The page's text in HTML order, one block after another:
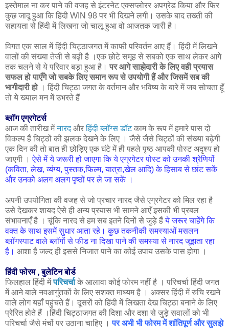
इस्तेमाल ना कर पाने की वजह से इंटरनेट एक्सप्लोरर अपग्रेड किया और फिर
कुछ जादू हुआ कि हिंदी WIN 98 पर भी दिखने लगी। उसके बाद तख्ती की
सहायता से हिंदी में लिखना जो चालू हुआ वो आजतक जारी है।
विगत एक साल में हिंदी चिट्ठाजगत में काफी परिवर्तन आए हैं। हिंदी में लिखने
वालों की संख्या तेजी से बढ़ी है ।एक छोटे समूह से सबको एक साथ लेकर आगे
तक चलने से ये परिवार बड़ा हुआ है।पर आगे साझेदारी के लिए वही प्रयास
सफल हो पाएँगे जो सबके लिए समान रूप से उपयोगी हैं और जिसमें सब की
भागीदारी हो। हिंदी चिट्ठा जगत के वर्तमान और भविष्य के बारे में जब सोचता हूँ
तो ये ख्याल मन में उभरते हैं
ब्लॉग एग्रगेटर्स
आज की तारीख मेंनारदऔरहिंदी ब्लॉग्स डॉटकाम के रूप में हमारे पास दो
विकल्प हैं चिट्ठों की झलक देखने के लिए । जैसे जैसे चिट्ठों की संख्या बढ़ेगी
एक दिन की तो बात ही छोड़िए एक घंटे में ही पहले पृष्ठ आपकी पोस्ट अदृश्य हो
जाएगी ।ऐसे में ये जरूरी हो जाएगा कि ये एग्रगेटर पोस्ट को उनकी श्रेणियों
(कविता, लेख, व्यंग्य, पुस्तक,फिल्म, यात्रा,खेल आदि) के हिसाब से छांट सकें
और उनको अलग अलग पृष्ठों पर ले जा सकें ।
अपनी उपयोगिता की वजह से जो प्रचार नारद जैसे एग्रगेटर को मिल रहा है
उसे देखकर शायद ऐसे ही अन्य प्रयास भी सामने आएँ इसकी भी प्रबल
संभावनाएँ है । चूंकि नारद से हम सब इतने दिनों से जुड़े हैंये जरूर चाहेंगे कि
वक्त के साथ इसमें सुधार आता रहे। कुछ तकनीकी समस्याओं मसलन
ब्लॉगस्पाट वाले ब्लॉगों से फीड ना दिखा पाने की समस्या से नारद जूझता रहा
है। आशा है जल्द ही इससे निजात पाने का कोई उपाय उसके पास होगा ।
हिंदी फोरम , बुलेटिन बोर्ड
फिलहाल हिंदी मेंपरिचर्चाके आलावा कोई फोरम नहीं है । परिचर्चा हिंदी जगत
में आने बाले नवआगुंतकों के लिए सशक्त माध्यम है । अक्सर हिंदी में रुचि रखने
वाले लोग यहाँ पहुंचते हैं। दूसरों को हिंदी में लिखता देख चिट्ठा बनाने के लिए
प्रेरित होते हैं ।हिंदी चिट्ठाजगत की दिशा और दशा से जुड़े सवालों को भी
परिचर्चा जैसे मंचों पर उठाना चाहिए ।पर अभी भी फोरम में शांतिपूर्ण और सुलझे